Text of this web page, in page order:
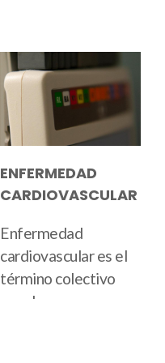
ENFERMEDAD
CARDIOVASCULAR
Enfermedad
cardiovascular es el
término colectivo
para las